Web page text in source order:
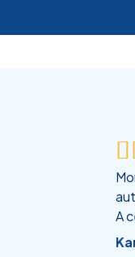

A